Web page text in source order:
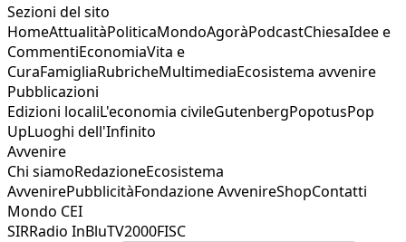
Sezioni del sito
HomeAttualitàPoliticaMondoAgoràPodcastChiesaIdee e
CommentiEconomiaVita e
CuraFamigliaRubricheMultimediaEcosistema avvenire
Pubblicazioni
Edizioni localiL'economia civileGutenbergPopotusPop
UpLuoghi dell'Infinito
Avvenire
Chi siamoRedazioneEcosistema
AvvenirePubblicitàFondazione AvvenireShopContatti
Mondo CEI
SIRRadio InBluTV2000FISC